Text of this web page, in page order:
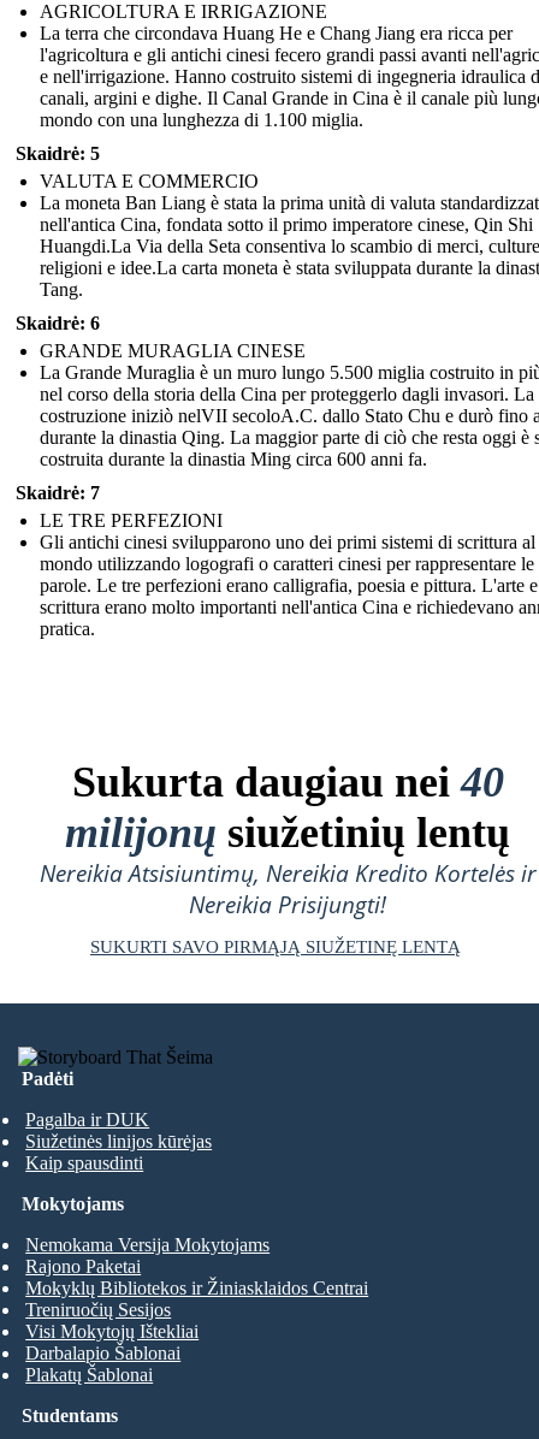
AGRICOLTURA E IRRIGAZIONE
La terra che circondava Huang He e Chang Jiang era ricca per
l'agricoltura e gli antichi cinesi fecero grandi passi avanti
e nell'irrigazione. Hanno costruito sistemi di ingegneria idraulica
canali, argini e dighe. Il Canal Grande in Cina è il canale più
mondo con una lunghezza di 1.100 miglia.
Skaidrė: 5
VALUTA E COMMERCIO
La moneta Ban Liang è stata la prima unità di valuta
nell'antica Cina, fondata sotto il primo imperatore cinese, Qin Shi
Huangdi.La Via della Seta consentiva lo scambio di merci,
religioni e idee.La carta moneta è stata sviluppata durante la
Tang.
Skaidrė: 6
GRANDE MURAGLIA CINESE
La Grande Muraglia è un muro lungo 5.500 miglia costruito in
nel corso della storia della Cina per proteggerlo dagli invasori. La
costruzione iniziò nelVII secoloA.C. dallo Stato Chu e durò fino
durante la dinastia Qing. La maggior parte di ciò che resta oggi è
costruita durante la dinastia Ming circa 600 anni fa.
Skaidrė: 7
LE TRE PERFEZIONI
Gli antichi cinesi svilupparono uno dei primi sistemi di scrittura al
mondo utilizzando logografi o caratteri cinesi per rappresentare le
parole. Le tre perfezioni erano calligrafia, poesia e pittura. L'arte
scrittura erano molto importanti nell'antica Cina e richiedevano
pratica.
Sukurta daugiau nei40
milijonų siužetinių lentų
Nereikia Atsisiuntimų, Nereikia Kredito Kortelės ir
Nereikia Prisijungti!
SUKURTI SAVO PIRMĄJĄ SIUŽETINĘ LENTĄ
Padėti
Pagalba ir DUK
Siužetinės linijos kūrėjas
Kaip spausdinti
Studentams
Mokytojams
Nemokama Versija Mokytojams
Rajono Paketai
Mokyklų Bibliotekos ir Žiniasklaidos Centrai
Treniruočių Sesijos
Visi Mokytojų Ištekliai
Darbalapio Šablonai
Plakatų Šablonai